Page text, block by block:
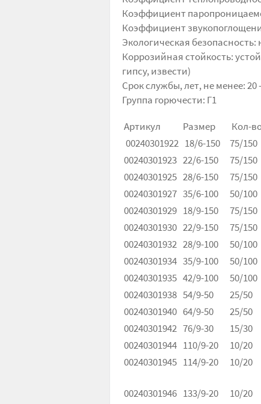
Коэффициент
Коэффициент
Экологическая
Коррозийная стойкость:
гипсу, извести)
Срок службы, лет, не менее: 20
Группа горючести: Г1
Артикул
Размер Кол-
00240301922 18/6-150 75/150
00240301923 22/6-150 75/150
00240301925 28/6-150 75/150
00240301927 35/6-100 50/100
00240301929 18/9-150 75/150
00240301930 22/9-150 75/150
00240301932 28/9-100 50/100
00240301934 35/9-100 50/100
00240301935 42/9-100 50/100
00240301938 54/9-50 25/50
00240301940 64/9-50 25/50
00240301942 76/9-30 15/30
00240301944 110/9-20 10/20
00240301945 114/9-20 10/20
00240301946 133/9-20 10/20